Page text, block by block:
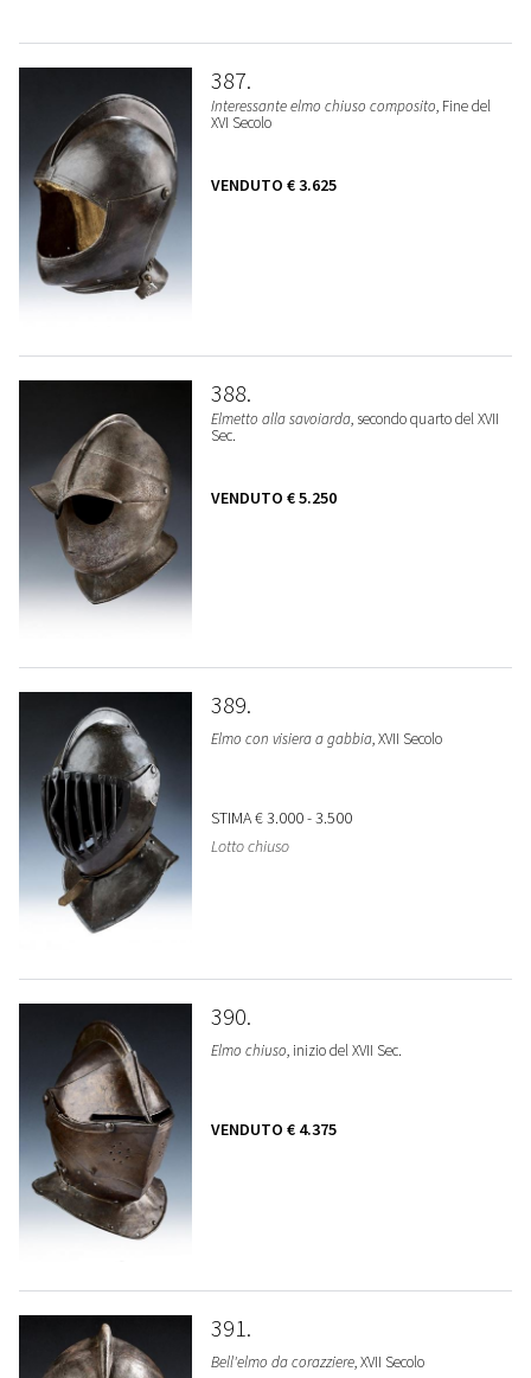
387
Interessante elmo chiuso composito, Fine del
XVI Secolo
VENDUTO € 3.625
388
Elmetto alla savoiarda, secondo quarto del XVII
Sec.
VENDUTO € 5.250
389
Elmo con visiera a gabbia, XVII Secolo
STIMA€ 3.000 - 3.500
Lotto chiuso
390
Elmo chiuso, inizio del XVII Sec.
VENDUTO € 4.375
391
Bell'elmo da corazziere, XVII Secolo